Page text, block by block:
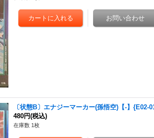
〔状態B〕エナジーマーカー(孫悟空)【-】{E02-
480円(税込)
在庫数 1枚